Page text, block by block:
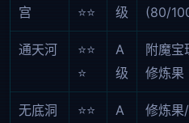
宫
⭐⭐
级
(80/
通天河
⭐⭐
⭐
A
级
附魔宝
修炼果
无底洞
⭐⭐
A
修炼果